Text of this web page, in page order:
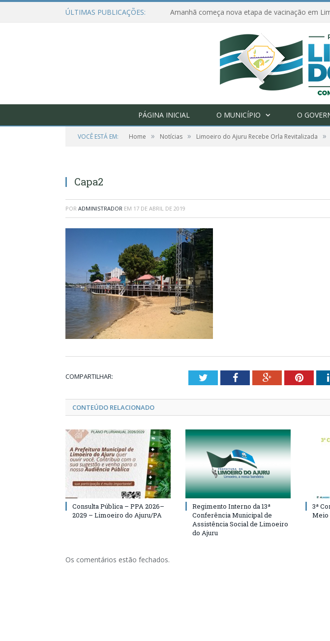
ÚLTIMAS PUBLICAÇÕES:
PÁGINA INICIAL O MUNICÍPIO O
VOCÊ ESTÁ EM: Home » Notícias » Limoeiro do Ajuru Recebe Orla Revitalizada »
Capa2
POR ADMINISTRADOR EM 17 DE ABRIL DE 2019
COMPARTILHAR: TwitterFacebookGoogle+
CONTEÚDO RELACIONADO
Consulta Pública – PPA 2026–
2029 – Limoeiro do Ajuru/PA
Regimento Interno da 13ª
Conferência Municipal de
Assistência Social de Limoeiro
do Ajuru
3ª
Meio
Os comentários estão fechados.